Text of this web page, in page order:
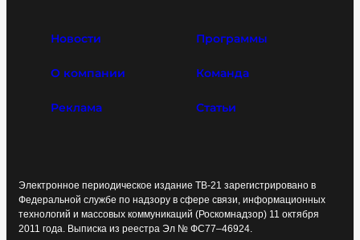
Новости Программы
О компании Команда
Реклама Статьи
Электронное периодическое издание ТВ-21 зарегистрировано в
Федеральной службе по надзору в сфере связи, информационных
технологий и массовых коммуникаций (Роскомнадзор) 11 октября
2011 года. Выписка из реестра Эл № ФС77–46924.